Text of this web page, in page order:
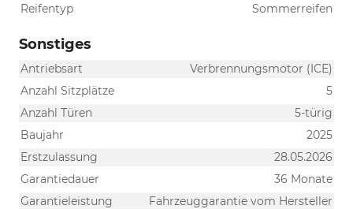
Reifentyp
Sommerreifen
Sonstiges
Antriebsart
Verbrennungsmotor (ICE)
Anzahl Sitzplätze
5
Anzahl Türen
5-türig
Baujahr
2025
Erstzulassung
28.05.2026
Garantiedauer
36 Monate
Garantieleistung
Fahrzeuggarantie vom Hersteller